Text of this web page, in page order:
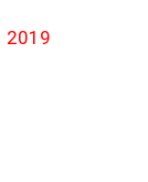
2019